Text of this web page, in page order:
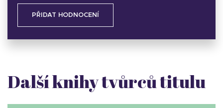
PŘIDAT HODNOCENÍ
Další knihy tvůrců titulu